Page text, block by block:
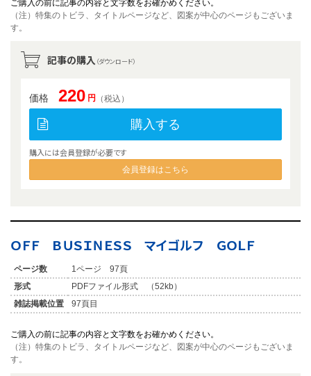
ご購入の前に記事の内容と文字数をお確かめください。
（注）特集のトビラ、タイトルページなど、図案が中心のページもございま
す。
記事の購入 （ダウンロード）
価格 220 円 （税込）
購入する
購入には会員登録が必要です
会員登録はこちら
ＯＦＦ ＢＵＳＩＮＥＳＳ マイゴルフ ＧＯＬＦ
ページ数
1ページ 97頁
形式
PDFファイル形式 （52kb）
雑誌掲載位置
97頁目
ご購入の前に記事の内容と文字数をお確かめください。
（注）特集のトビラ、タイトルページなど、図案が中心のページもございま
す。